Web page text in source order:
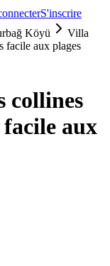
S'inscrire
Köyü
Villa
facile aux plages
collines
facile aux